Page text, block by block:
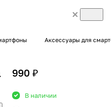
Аксессуары для
990 ₽
В наличии